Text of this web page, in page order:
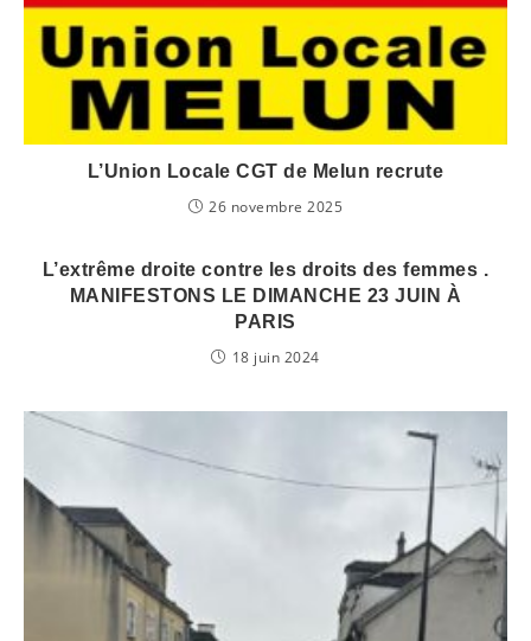
L’Union Locale CGT de Melun recrute
26 novembre 2025
L’extrême droite contre les droits des femmes .
MANIFESTONS LE DIMANCHE 23 JUIN À
PARIS
18 juin 2024